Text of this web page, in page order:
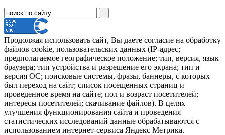
Продолжая использовать сайт, Вы даете согласие на обработку
файлов cookie, пользовательских данных (IP-адрес;
предполагаемое географическое положение; тип, версия, язык
браузера; тип устройства и разрешение его экрана; тип и
версия ОС; поисковые системы, фразы, баннеры, с которых
был переход на сайт; список посещенных страниц и
проведенное время на сайте; пол и возраст посетителей;
интересы посетителей; скачивание файлов). В целях
улучшения функционирования сайта и проведения
статистических исследований данные обрабатываются с
использованием интернет-сервиса Яндекс Метрика.